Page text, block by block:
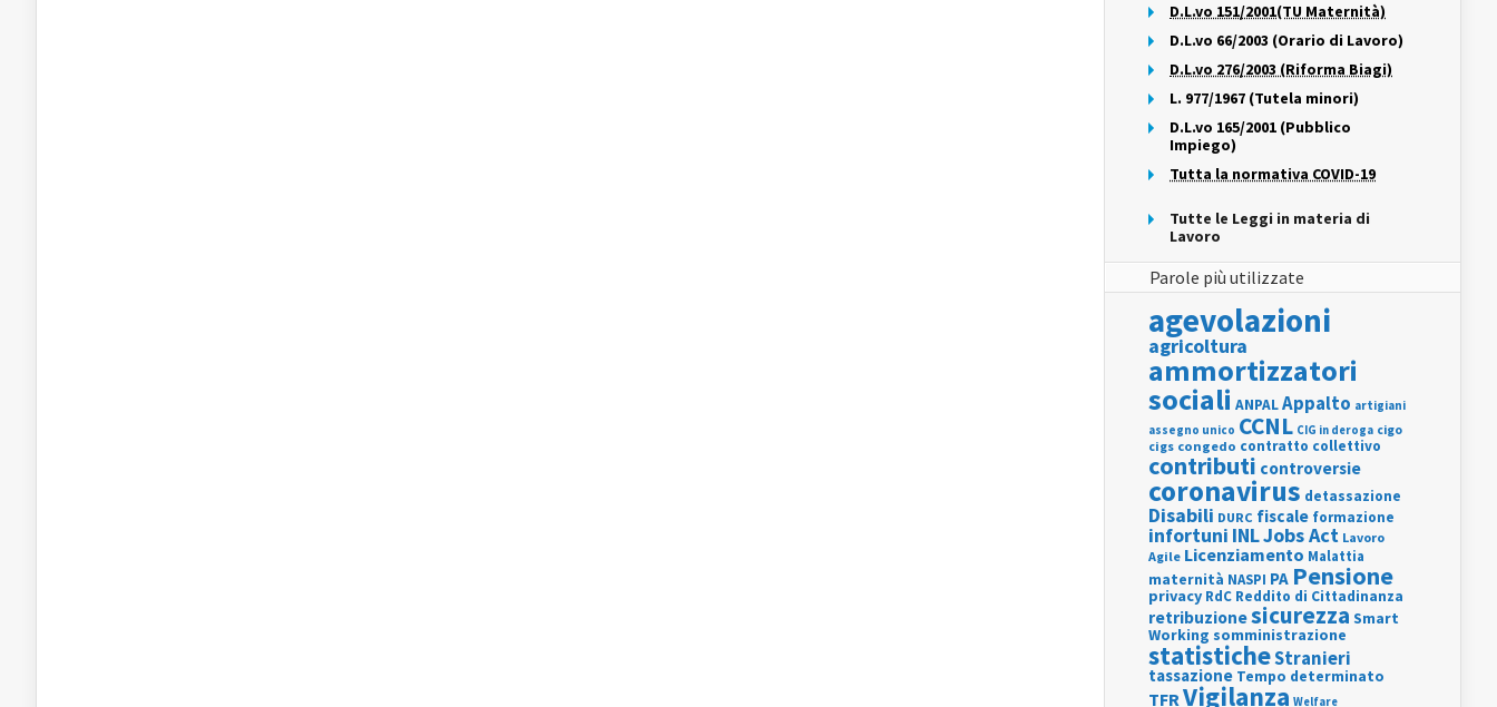
D.L.vo 151/2001(TU Maternità)
D.L.vo 66/2003 (Orario di Lavoro)
D.L.vo 276/2003 (Riforma Biagi)
L. 977/1967 (Tutela minori)
D.L.vo 165/2001 (Pubblico
Impiego)
Tutta la normativa COVID-19
Tutte le Leggi in materia di
Lavoro
Parole più utilizzate
agevolazioni
agricoltura
ammortizzatori
sociali ANPALAppalto artigiani
assegno unico CCNL CIG in deroga cigo
cigs congedo contratto collettivo
contributi controversie
coronavirus detassazione
Disabili DURC fiscale formazione
infortuni INLJobs Act Lavoro
Agile Licenziamento Malattia
maternità NASPI PA Pensione
privacy RdC Reddito di Cittadinanza
retribuzionesicurezza Smart
Working somministrazione
statisticheStranieri
tassazione Tempo determinato
TFRVigilanza Welfare